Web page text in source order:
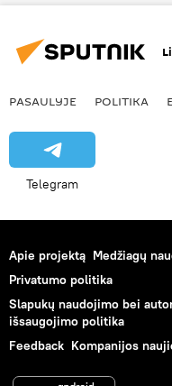
Kalėdinė eglutė
PASAULYJE POLITIKA
Telegram
Apie projektą Medžiagų
Privatumo politika
Slapukų naudojimo bei
išsaugojimo politika
Feedback Kompanijos